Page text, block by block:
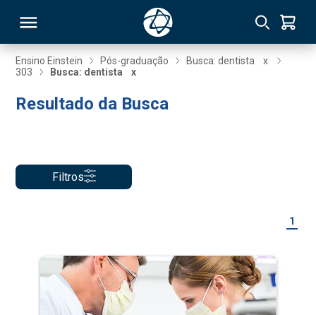
Ensino Einstein Pós-graduação Busca: dentista
x
303
Busca: dentista x
Resultado da Busca
Filtros
1